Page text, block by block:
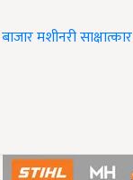
बाजारमशीनरीसाक्षात्कार